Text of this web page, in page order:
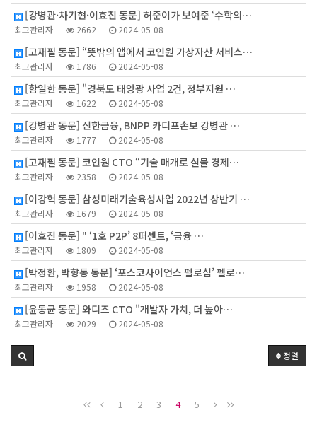
[강병관·차기현·이효진 동문] 허준이가 보여준 ‘수학의…
최고관리자 2662 2024-05-08
[고재필 동문] “뜻밖의 앱에서 코인원 가상자산 서비스…
최고관리자 1786 2024-05-08
[함일한 동문] "경북도 태양광 사업 2건, 정부지원 …
최고관리자 1622 2024-05-08
[강병관 동문] 신한금융, BNPP 카디프손보 강병관 …
최고관리자 1777 2024-05-08
[고재필 동문] 코인원 CTO “기술 매개로 실물 경제…
최고관리자 2358 2024-05-08
[이강혁 동문] 삼성미래기술육성사업 2022년 상반기 …
최고관리자 1679 2024-05-08
[이효진 동문] " ‘1호 P2P’ 8퍼센트, ‘금융 …
최고관리자 1809 2024-05-08
[박정환, 박향동 동문] ‘포스코사이언스 펠로십’ 펠로…
최고관리자 1958 2024-05-08
[윤동균 동문] 와디즈 CTO "개발자 가치, 더 높아…
최고관리자 2029 2024-05-08
정렬
1 2 3 4 5